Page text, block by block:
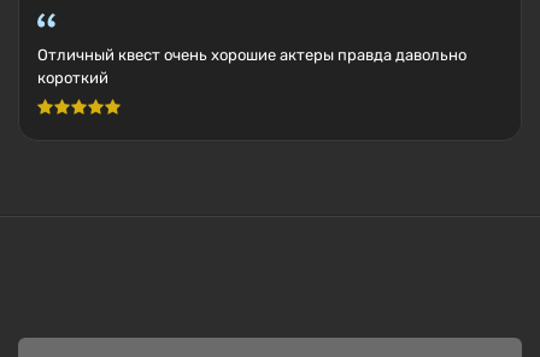
Отличный квест очень хорошие актеры правда давольно
короткий